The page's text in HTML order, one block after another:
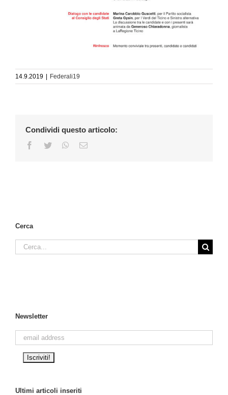
14.9.2019 | Federali19
Condividi questo articolo:
Facebook
Twitter WhatsApp
Email
Cerca
Cerca
per:
Newsletter
Ultimi articoli inseriti